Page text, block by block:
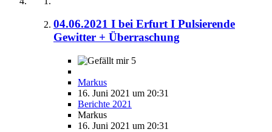
04.06.2021 I bei Erfurt I Pulsierende
Gewitter + Überraschung
5
Markus
16. Juni 2021 um 20:31
Berichte 2021
Markus
16. Juni 2021 um 20:31